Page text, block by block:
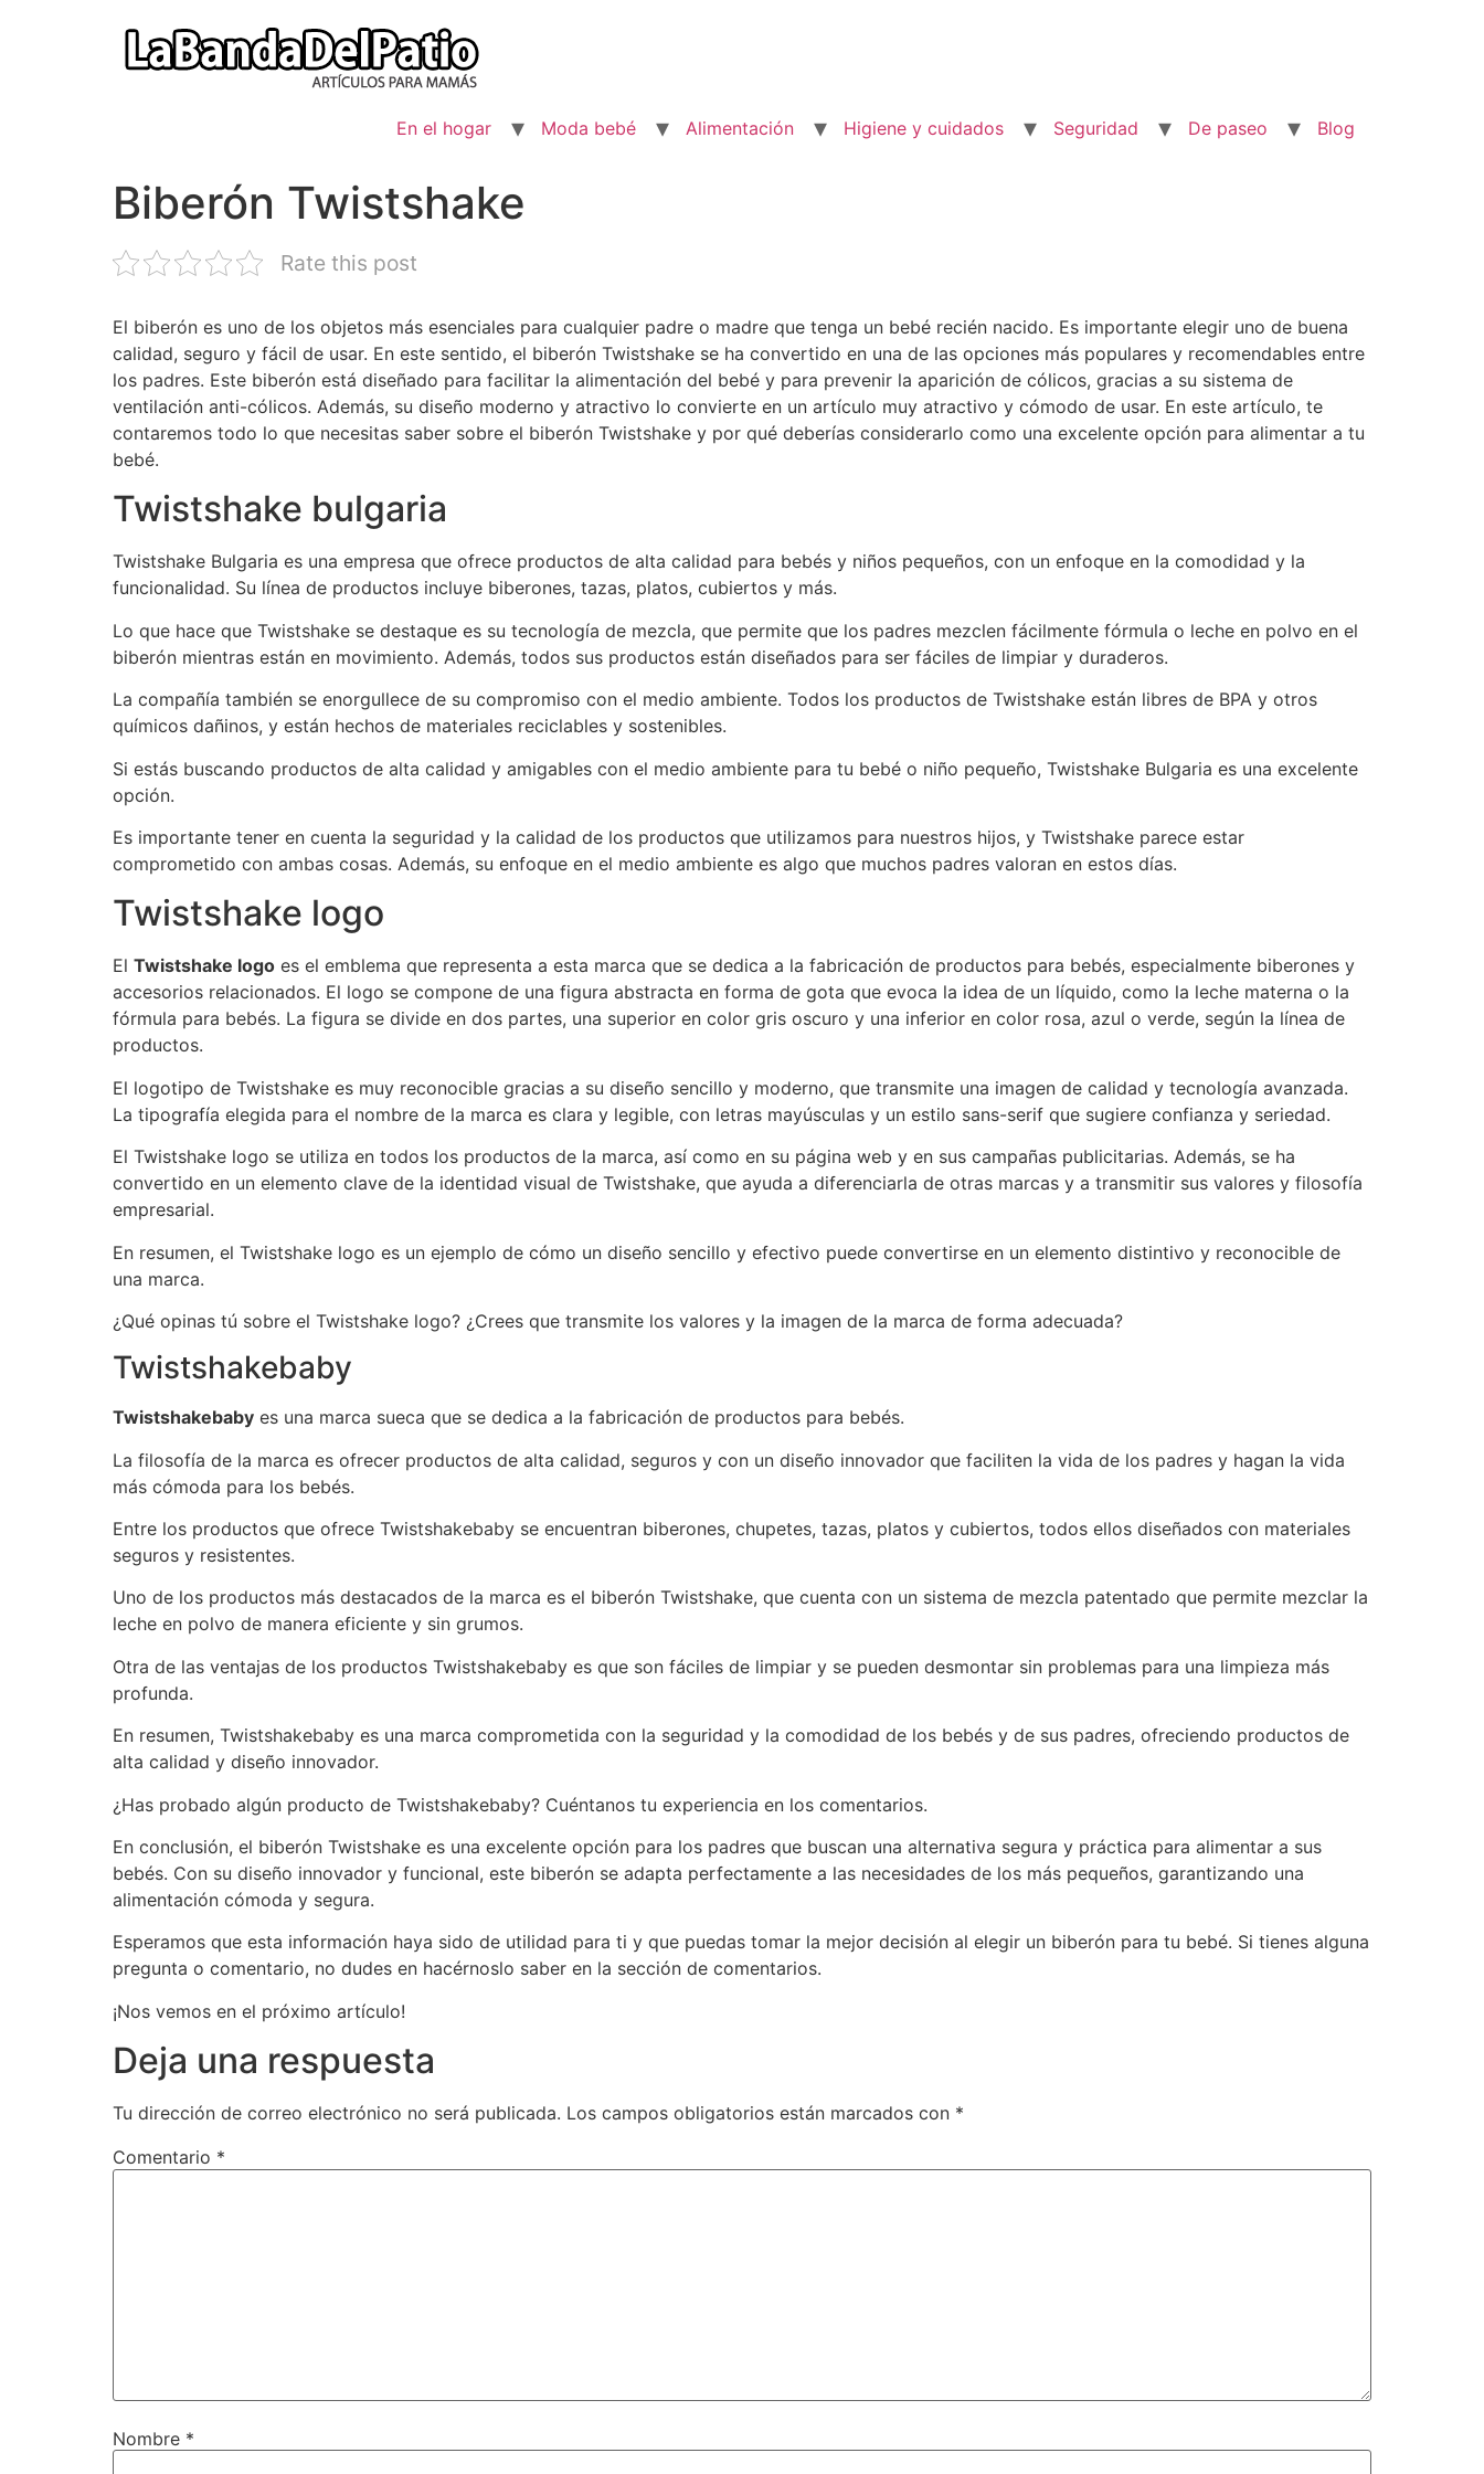
En el hogar Moda bebé Alimentación Higiene y cuidados Seguridad De paseo Blog
Biberón Twistshake
Rate this post
El biberón es uno de los objetos más esenciales para cualquier padre o madre que tenga un bebé recién nacido. Es importante elegir uno de buena
calidad, seguro y fácil de usar. En este sentido, el biberón Twistshake se ha convertido en una de las opciones más populares y recomendables entre
los padres. Este biberón está diseñado para facilitar la alimentación del bebé y para prevenir la aparición de cólicos, gracias a su sistema de
ventilación anti-cólicos. Además, su diseño moderno y atractivo lo convierte en un artículo muy atractivo y cómodo de usar. En este artículo, te
contaremos todo lo que necesitas saber sobre el biberón Twistshake y por qué deberías considerarlo como una excelente opción para alimentar a tu
bebé.
Twistshake bulgaria
Twistshake Bulgaria es una empresa que ofrece productos de alta calidad para bebés y niños pequeños, con un enfoque en la comodidad y la
funcionalidad. Su línea de productos incluye biberones, tazas, platos, cubiertos y más.
Lo que hace que Twistshake se destaque es su tecnología de mezcla, que permite que los padres mezclen fácilmente fórmula o leche en polvo en el
biberón mientras están en movimiento. Además, todos sus productos están diseñados para ser fáciles de limpiar y duraderos.
La compañía también se enorgullece de su compromiso con el medio ambiente. Todos los productos de Twistshake están libres de BPA y otros
químicos dañinos, y están hechos de materiales reciclables y sostenibles.
Si estás buscando productos de alta calidad y amigables con el medio ambiente para tu bebé o niño pequeño, Twistshake Bulgaria es una excelente
opción.
Es importante tener en cuenta la seguridad y la calidad de los productos que utilizamos para nuestros hijos, y Twistshake parece estar
comprometido con ambas cosas. Además, su enfoque en el medio ambiente es algo que muchos padres valoran en estos días.
Twistshake logo
El Twistshake logo es el emblema que representa a esta marca que se dedica a la fabricación de productos para bebés, especialmente biberones y
accesorios relacionados. El logo se compone de una figura abstracta en forma de gota que evoca la idea de un líquido, como la leche materna o la
fórmula para bebés. La figura se divide en dos partes, una superior en color gris oscuro y una inferior en color rosa, azul o verde, según la línea de
productos.
El logotipo de Twistshake es muy reconocible gracias a su diseño sencillo y moderno, que transmite una imagen de calidad y tecnología avanzada.
La tipografía elegida para el nombre de la marca es clara y legible, con letras mayúsculas y un estilo sans-serif que sugiere confianza y seriedad.
El Twistshake logo se utiliza en todos los productos de la marca, así como en su página web y en sus campañas publicitarias. Además, se ha
convertido en un elemento clave de la identidad visual de Twistshake, que ayuda a diferenciarla de otras marcas y a transmitir sus valores y filosofía
empresarial.
En resumen, el Twistshake logo es un ejemplo de cómo un diseño sencillo y efectivo puede convertirse en un elemento distintivo y reconocible de
una marca.
¿Qué opinas tú sobre el Twistshake logo? ¿Crees que transmite los valores y la imagen de la marca de forma adecuada?
Twistshakebaby
Twistshakebaby es una marca sueca que se dedica a la fabricación de productos para bebés.
La filosofía de la marca es ofrecer productos de alta calidad, seguros y con un diseño innovador que faciliten la vida de los padres y hagan la vida
más cómoda para los bebés.
Entre los productos que ofrece Twistshakebaby se encuentran biberones, chupetes, tazas, platos y cubiertos, todos ellos diseñados con materiales
seguros y resistentes.
Uno de los productos más destacados de la marca es el biberón Twistshake, que cuenta con un sistema de mezcla patentado que permite mezclar la
leche en polvo de manera eficiente y sin grumos.
Otra de las ventajas de los productos Twistshakebaby es que son fáciles de limpiar y se pueden desmontar sin problemas para una limpieza más
profunda.
En resumen, Twistshakebaby es una marca comprometida con la seguridad y la comodidad de los bebés y de sus padres, ofreciendo productos de
alta calidad y diseño innovador.
¿Has probado algún producto de Twistshakebaby? Cuéntanos tu experiencia en los comentarios.
En conclusión, el biberón Twistshake es una excelente opción para los padres que buscan una alternativa segura y práctica para alimentar a sus
bebés. Con su diseño innovador y funcional, este biberón se adapta perfectamente a las necesidades de los más pequeños, garantizando una
alimentación cómoda y segura.
Esperamos que esta información haya sido de utilidad para ti y que puedas tomar la mejor decisión al elegir un biberón para tu bebé. Si tienes alguna
pregunta o comentario, no dudes en hacérnoslo saber en la sección de comentarios.
¡Nos vemos en el próximo artículo!
Deja una respuesta
Tu dirección de correo electrónico no será publicada. Los campos obligatorios están marcados con *
Comentario *
Nombre *